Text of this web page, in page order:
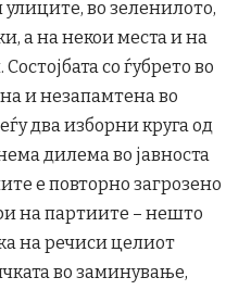
во зеленилото,
а на некои места и на
со ѓубрето во
и незапамтена во
два изборни круга од
дилема во јавноста
е повторно загрозено
на партиите – нешто
на речиси целиот
во заминување,